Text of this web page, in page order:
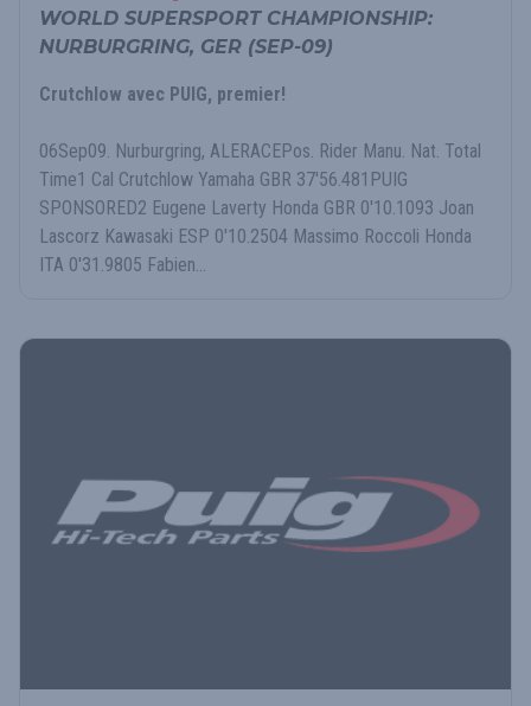
WORLD SUPERSPORT CHAMPIONSHIP:
NURBURGRING, GER (SEP-09)
Crutchlow avec PUIG, premier!
06Sep09. Nurburgring, ALERACEPos. Rider Manu. Nat. Total
Time1 Cal Crutchlow Yamaha GBR 37'56.481PUIG
SPONSORED2 Eugene Laverty Honda GBR 0'10.1093 Joan
Lascorz Kawasaki ESP 0'10.2504 Massimo Roccoli Honda
ITA 0'31.9805 Fabien...